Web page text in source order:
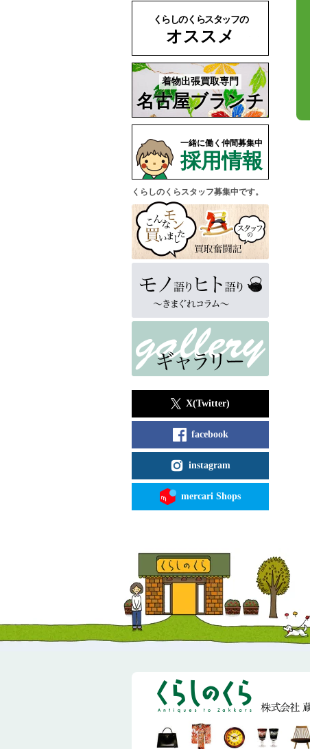
くらしのくらスタッフの
オススメ
着物出張買取専門
名古屋ブランチ
一緒に働く仲間募集中
採用情報
くらしのくらスタッフ募集中です。
X(Twitter)
facebook
instagram
mercari Shops